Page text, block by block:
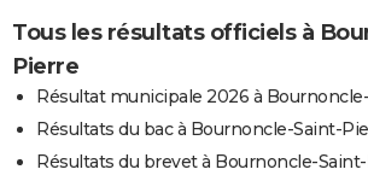
Tous les résultats officiels à
Pierre
Résultat municipale 2026 à
Résultats du bac à Bournoncle-Saint-
Résultats du brevet à Bournoncle-